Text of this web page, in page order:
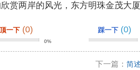
赏两岸的风光，东方明珠金茂大
顶一下 (0)
0%
踩一下 (0)
下一篇：简